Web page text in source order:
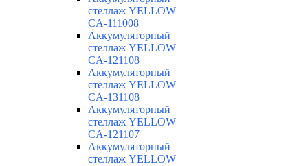
стеллаж YELLOW
CA-111008
Аккумуляторный
стеллаж YELLOW
CA-121108
Аккумуляторный
стеллаж YELLOW
CA-131108
Аккумуляторный
стеллаж YELLOW
CA-121107
Аккумуляторный
стеллаж YELLOW